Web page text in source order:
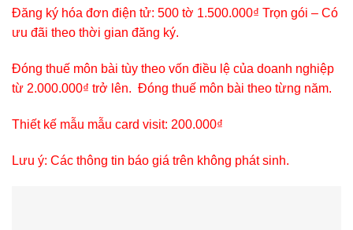
Đăng ký hóa đơn điện tử: 500 tờ 1.500.000₫ Trọn gói – Có
ưu đãi theo thời gian đăng ký.
Đóng thuế môn bài tùy theo vốn điều lệ của doanh nghiệp
từ 2.000.000₫ trở lên. Đóng thuế môn bài theo từng năm.
Thiết kế mẫu mẫu card visit: 200.000₫
Lưu ý: Các thông tin báo giá trên không phát sinh.